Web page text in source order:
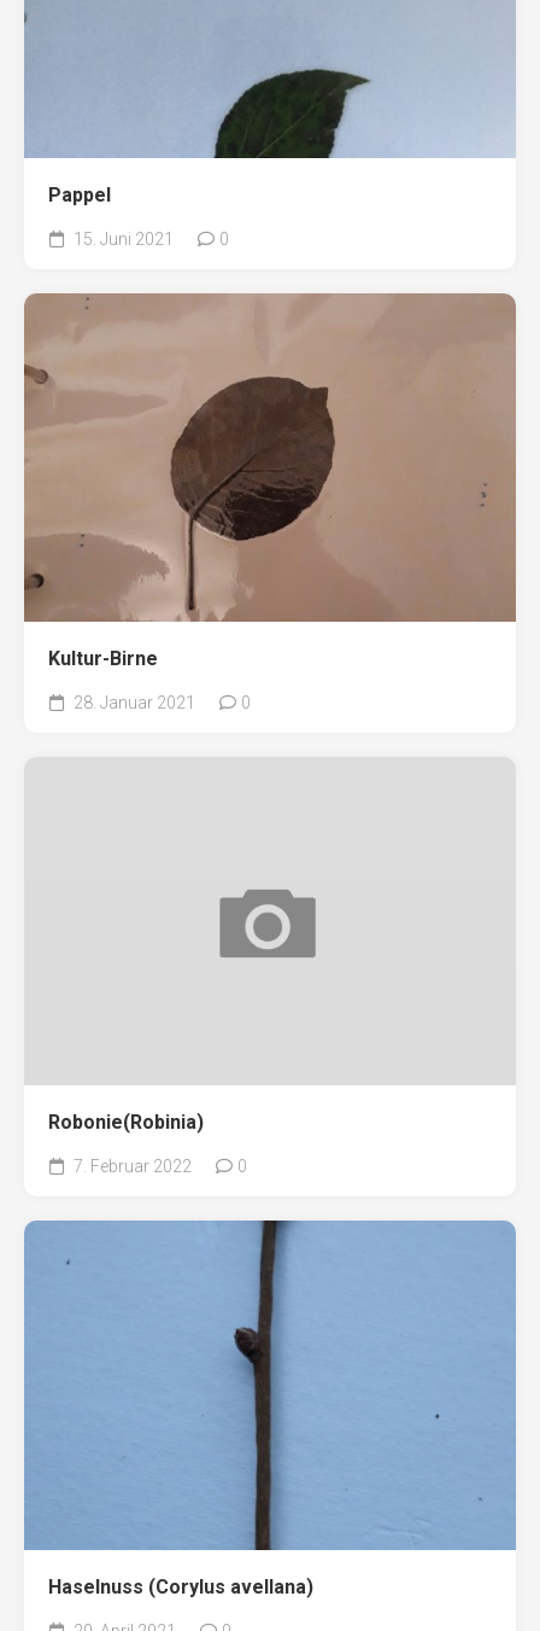
Pappel
15. Juni 2021 0
Kultur-Birne
28. Januar 2021 0
Robonie(Robinia)
7. Februar 2022 0
Haselnuss (Corylus avellana)